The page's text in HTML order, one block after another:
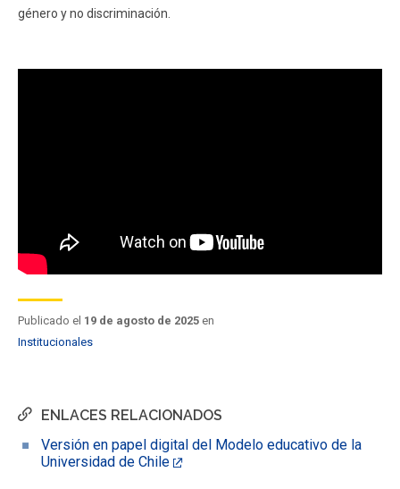
BIBLIOTECA
ENLACES RELACIONADOS
Versión en papel digital del Modelo educativo de la
Universidad de Chile
género y no discriminación.
Publicado el 19 de agosto de 2025 en
Institucionales